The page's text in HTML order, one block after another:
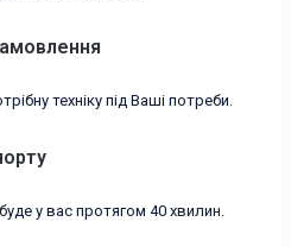
техніку під Ваші потреби.
у вас протягом 40 хвилин.